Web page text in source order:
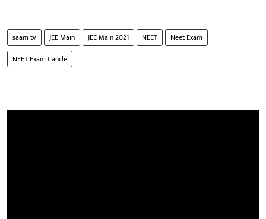
saam tv JEE Main JEE Main 2021 NEET
Neet Exam
NEET Exam Cancle